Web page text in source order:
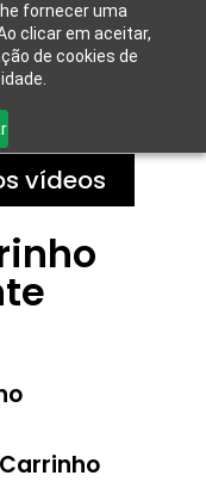
fornecer uma
clicar em aceitar,
de cookies de
vídeos